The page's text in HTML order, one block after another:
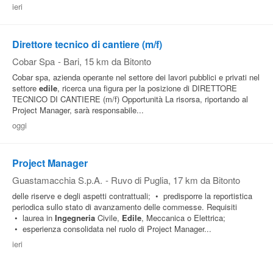
ieri
Direttore tecnico di cantiere (m/f)
Cobar Spa - Bari, 15 km da Bitonto
Cobar spa, azienda operante nel settore dei lavori pubblici e privati nel
settore edile, ricerca una figura per la posizione di DIRETTORE
TECNICO DI CANTIERE (m/f) Opportunità La risorsa, riportando al
Project Manager, sarà responsabile...
oggi
Project Manager
Guastamacchia S.p.A. - Ruvo di Puglia, 17 km da Bitonto
delle riserve e degli aspetti contrattuali; • predisporre la reportistica
periodica sullo stato di avanzamento delle commesse. Requisiti
• laurea in Ingegneria Civile, Edile, Meccanica o Elettrica;
• esperienza consolidata nel ruolo di Project Manager...
ieri